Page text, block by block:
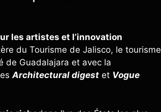
les artistes et l’innovation
du Tourisme de Jalisco, le tourisme
de Guadalajara et avec la
Architectural digest et Vogue